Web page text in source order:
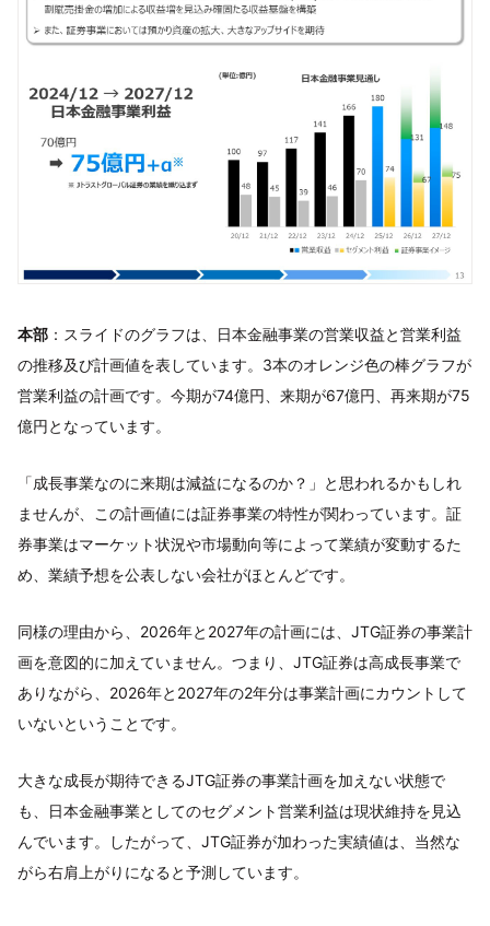
本部 ：スライドのグラフは、日本金融事業の営業収益と営業利益
の推移及び計画値を表しています。3本のオレンジ色の棒グラフが
営業利益の計画です。今期が74億円、来期が67億円、再来期が75
億円となっています。
「成長事業なのに来期は減益になるのか？」と思われるかもしれ
ませんが、この計画値には証券事業の特性が関わっています。証
券事業はマーケット状況や市場動向等によって業績が変動するた
め、業績予想を公表しない会社がほとんどです。
同様の理由から、2026年と2027年の計画には、JTG証券の事業計
画を意図的に加えていません。つまり、JTG証券は高成長事業で
ありながら、2026年と2027年の2年分は事業計画にカウントして
いないということです。
大きな成長が期待できるJTG証券の事業計画を加えない状態で
も、日本金融事業としてのセグメント営業利益は現状維持を見込
んでいます。したがって、JTG証券が加わった実績値は、当然な
がら右肩上がりになると予測しています。